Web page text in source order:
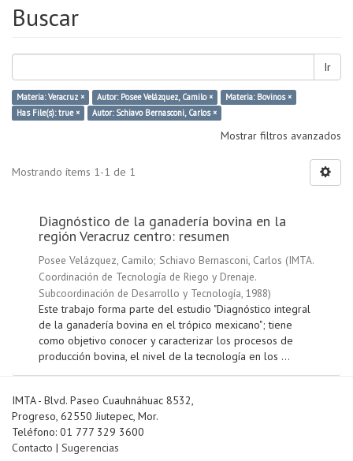
Buscar
Ir
Materia: Veracruz × Autor: Posee Velázquez, Camilo ×
Materia: Bovinos ×
Has File(s): true ×
Autor: Schiavo Bernasconi, Carlos ×
Mostrar filtros avanzados
Mostrando ítems 1-1 de 1
Diagnóstico de la ganadería bovina en la
región Veracruz centro: resumen
Posee Velázquez, Camilo; Schiavo Bernasconi, Carlos (IMTA.
Coordinación de Tecnología de Riego y Drenaje.
Subcoordinación de Desarrollo y Tecnología, 1988)
Este trabajo forma parte del estudio "Diagnóstico integral
de la ganadería bovina en el trópico mexicano"; tiene
como objetivo conocer y caracterizar los procesos de
producción bovina, el nivel de la tecnología en los ...
IMTA - Blvd. Paseo Cuauhnáhuac 8532,
Progreso, 62550 Jiutepec, Mor.
Teléfono: 01 777 329 3600
Contacto | Sugerencias